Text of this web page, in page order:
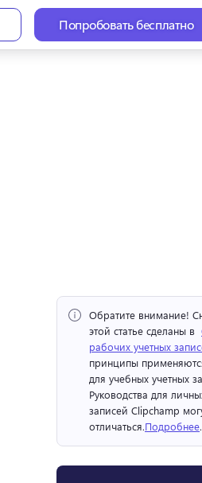
Попробовать бесплатно
Обратите внимание!
этой статье сделаны в ⁠
рабочих учетных
принципы
Руководства для
записей Clipchamp
отличаться.Подробнее.